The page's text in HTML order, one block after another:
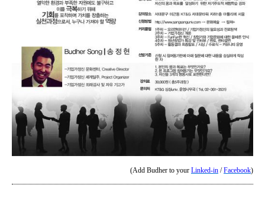
(Add Budher to your Linked-in /Facebook)